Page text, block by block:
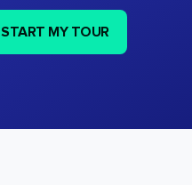
START MY TOUR